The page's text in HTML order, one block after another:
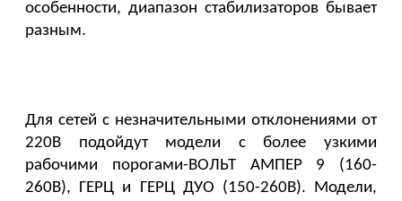
особенности, диапазон стабилизаторов бывает
разным.
Для сетей с незначительными отклонениями от
220В подойдут модели с более узкими
рабочими порогами-ВОЛЬТ АМПЕР 9 (160-
260В), ГЕРЦ и ГЕРЦ ДУО (150-260В). Модели,